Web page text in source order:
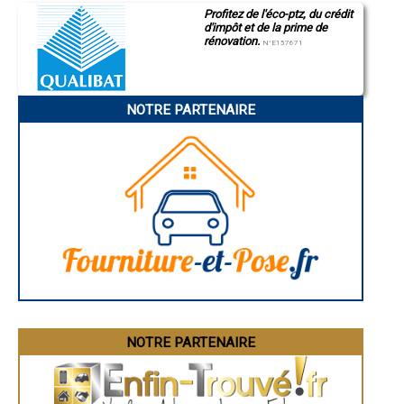
- Artisan enduiseur ravaleur à Saint-Ours
- Artisan enduiseur ravaleur à Paslières
- Artisan enduiseur ravaleur à Chappes
- Artisan enduiseur ravaleur à Randan
- Artisan enduiseur ravaleur à Charbonnières-les-Varennes
- Artisan enduiseur ravaleur à Chauriat
- Artisan enduiseur ravaleur à Enval
- Artisan enduiseur ravaleur à Marsac-en-Livradois
- Artisan enduiseur ravaleur à Plauzat
- Artisan enduiseur ravaleur à Mont-Dore
- Artisan enduiseur ravaleur à Pérignat-sur-Allier
- Artisan enduiseur ravaleur à Dallet
- Artisan enduiseur ravaleur à Cunlhat
- Artisan enduiseur ravaleur à Chabreloche
- Artisan enduiseur ravaleur à Escoutoux
- Artisan enduiseur ravaleur à Champeix
- Artisan enduiseur ravaleur à Saint-Gervais-d'Auvergne
- Artisan enduiseur ravaleur à Beauregard-l'Évêque
- Artisan enduiseur ravaleur à Manzat
- Artisan enduiseur ravaleur à Messeix
- Artisan enduiseur ravaleur à Marsat
- Artisan enduiseur ravaleur à Saint-Julien-de-Coppel
- Artisan enduiseur ravaleur à Coudes
- Artisan enduiseur ravaleur à Saint-Georges-sur-Allier
Profitez de l'éco-ptz, du crédit
d'impôt et de la prime de
rénovation. N°E157671
NOTRE PARTENAIRE
NOTRE PARTENAIRE